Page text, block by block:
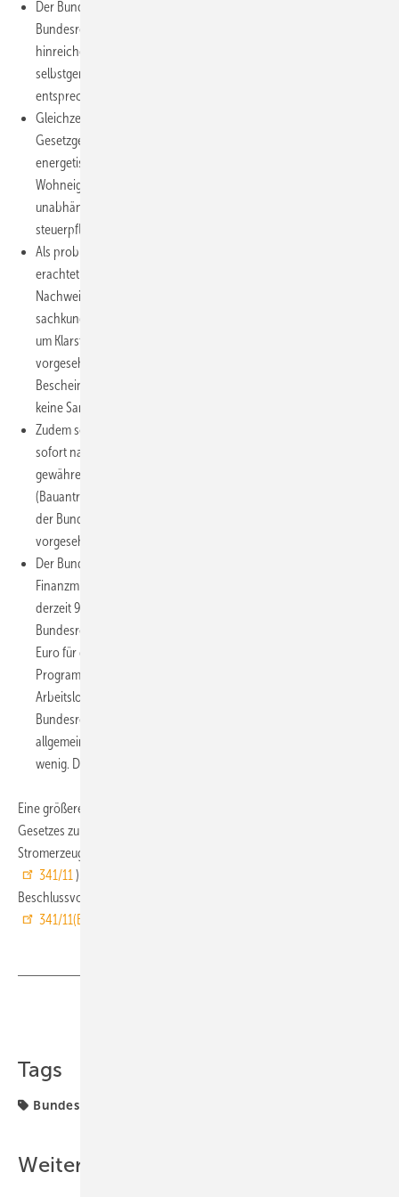
Der Bundesrat hat offensichtlich Zweifel, dass die von der
Bundesregierung vorgesehene steuerliche Förderung einen
hinreichenden Anreiz zur energetischen Sanierung von
selbstgenutzten Gebäuden setzt und fordert eine
entsprechende Prüfung, ob Änderungen möglich sind.
Gleichzeitig fordert der Bundesrat, im weiteren
Gesetzgebungsverfahren die steuerliche Förderung von
energetischen Sanierungsmaßnahmen durch selbstnutzende
Wohneigentümer so auszugestalten, dass der Fördervorteil
unabhängig von der Steuerprogression für alle
steuerpflichtigen Eigentümer gleich hoch ausfällt.
Als problematisch (für die Prüfung in den Finanzämtern)
erachtet der Bundesrat den im Gesetzentwurf vorgesehenen
Nachweis der Fördervoraussetzungen (Bescheinigung einer
sachkundigen Person im Sinne des
um Klarstellungen und Vereinfachungen. Nach der
vorgesehenen Regelung sei das Ausstellen einer
Bescheinigung für die berechtigten Personen risikolos, da
keine Sanktionen bei einer fehlerhaften Bestätigung drohen.
Zudem schlägt der Bundesrat vor, die steuerliche Förderung
sofort nach dem Verkünden des Gesetzes für Maßnahmen zu
gewähren, die nach dem 5. Juni 2011 gestartet wurden
(Bauantrag gestellt bzw. Bauunterlagen eingereicht). Im Entwurf
der Bundesregierung ist dafür der 31. Dezember 2011
vorgesehen.
Der Bundesrat hat die Bundesregierung aufgefordert, die
Finanzmittel des CO
derzeit 936 Mio. Euro für das Jahr 2011 über die von der
Bundesregierung genannten 1,5 Mrd. Euro auf jeweils 5 Mrd.
Euro für die Jahre 2012 bis 2014 zu erhöhen und das
Programm durch Ausfall-Fonds für Sanierer (z.B. bei
Arbeitslosigkeit oder Krankheit) zu ergänzen. Die von der
Bundesregierung benannten 1,5 Mrd. Euro/a seien nach
allgemeiner Auffassung für zusätzliche Anreize deutlich zu
wenig. Die zusätzlichen Mittel soll der Bund tragen.
Eine größere und sehr dynamische Baustelle bleibt der „Entwurf eines
Gesetzes zur Neuregelung des Rechtsrahmens für die Förderung der
Stromerzeugung aus erneuerbaren Energien“ (Bundesratsdrucksache
341/11 ). Hier hat der Bundesrat auf der Basis von insgesamt elf
Beschlussvorlagen eine 40-seitige Stellungnahme verabschiedet (
341/11(B)
Tags
Bundesrat
Weitere Inhalte